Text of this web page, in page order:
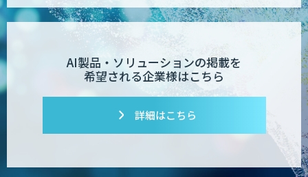
【特許調査特化】生成AI構築サービス
対話型AI×データ分析で顧客接点を革新
する
AI製品・ソリューションの掲載を
希望される企業様はこちら
詳細はこちら